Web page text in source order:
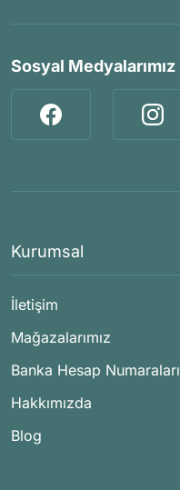
Sosyal Medyalarımız
Kurumsal
İletişim
Mağazalarımız
Banka Hesap
Hakkımızda
Blog